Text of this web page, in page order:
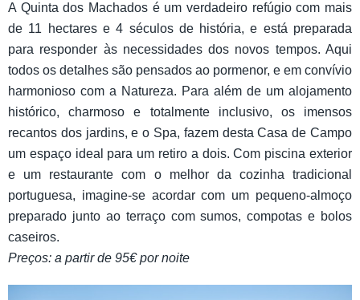
A Quinta dos Machados é um verdadeiro refúgio com mais
de 11 hectares e 4 séculos de história, e está preparada
para responder às necessidades dos novos tempos. Aqui
todos os detalhes são pensados ao pormenor, e em convívio
harmonioso com a Natureza. Para além de um alojamento
histórico, charmoso e totalmente inclusivo, os imensos
recantos dos jardins, e o Spa, fazem desta Casa de Campo
um espaço ideal para um retiro a dois. Com piscina exterior
e um restaurante com o melhor da cozinha tradicional
portuguesa, imagine-se acordar com um pequeno-almoço
preparado junto ao terraço com sumos, compotas e bolos
caseiros.
Preços: a partir de 95€ por noite